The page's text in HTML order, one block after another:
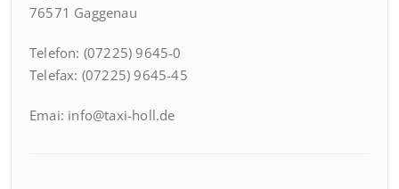
76571 Gaggenau
Telefon: (07225) 9645-0
Telefax: (07225) 9645-45
Emai: info@taxi-holl.de